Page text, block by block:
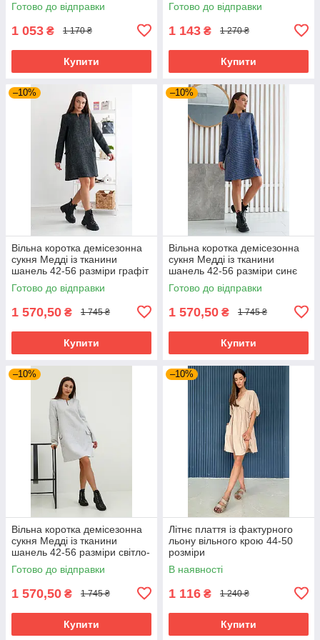
Готово до відправки
1 053 ₴ 1 170 ₴
Купити
Готово до відправки
1 143 ₴ 1 270 ₴
Купити
–10%
Вільна коротка демісезонна
сукня Медді із тканини
шанель 42-56 разміри графіт
Готово до відправки
1 570,50 ₴ 1 745 ₴
Купити
–10%
Вільна коротка демісезонна
сукня Медді із тканини
шанель 42-56 разміри синє
Готово до відправки
1 570,50 ₴ 1 745 ₴
Купити
–10%
Вільна коротка демісезонна
сукня Медді із тканини
шанель 42-56 разміри світло-
сіра
Готово до відправки
1 570,50 ₴ 1 745 ₴
Купити
–10%
Літнє плаття із фактурного
льону вільного крою 44-50
розміри
В наявності
1 116 ₴ 1 240 ₴
Купити